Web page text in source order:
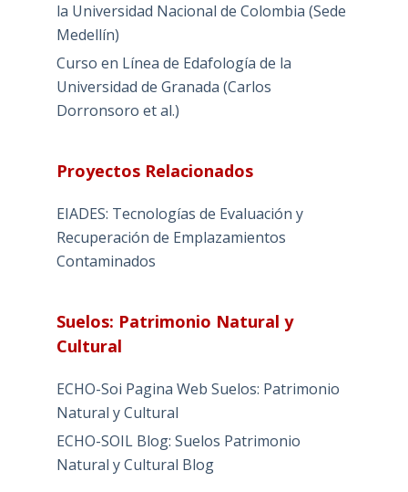
la Universidad Nacional de Colombia (Sede
Medellín)
Curso en Línea de Edafología de la
Universidad de Granada (Carlos
Dorronsoro et al.)
Proyectos Relacionados
EIADES: Tecnologías de Evaluación y
Recuperación de Emplazamientos
Contaminados
Suelos: Patrimonio Natural y
Cultural
ECHO-Soi Pagina Web Suelos: Patrimonio
Natural y Cultural
ECHO-SOIL Blog: Suelos Patrimonio
Natural y Cultural Blog